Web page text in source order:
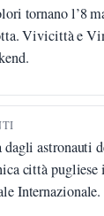
tornano l’8
Vivicittà e
dagli astronauti
città
Internazionale.